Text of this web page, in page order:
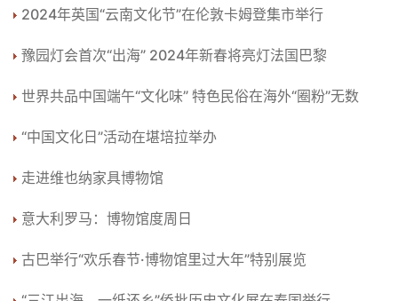
2024年英国“云南文化节”在伦敦卡姆登集市举行
豫园灯会首次“出海” 2024年新春将亮灯法国巴黎
世界共品中国端午“文化味” 特色民俗在海外“圈粉”无数
“中国文化日”活动在堪培拉举办
走进维也纳家具博物馆
意大利罗马：博物馆度周日
古巴举行“欢乐春节·博物馆里过大年”特别展览